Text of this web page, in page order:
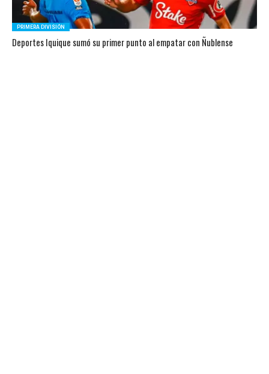
PRIMERA DIVISIÓN
Deportes Iquique sumó su primer punto al empatar con Ñublense